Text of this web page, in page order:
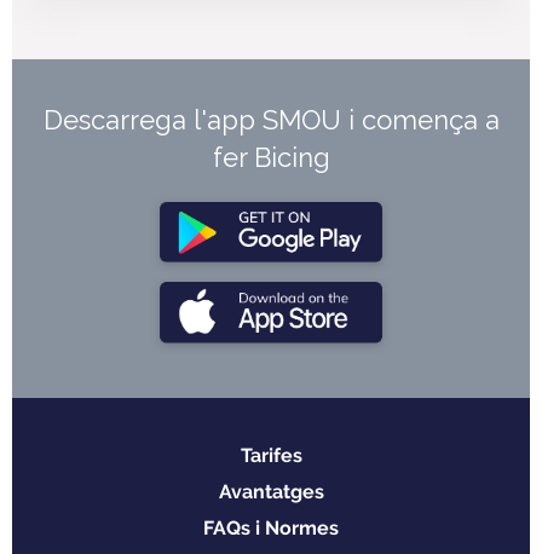
Descarrega l'app SMOU i comença a
fer Bicing
Tarifes
Avantatges
FAQs i Normes